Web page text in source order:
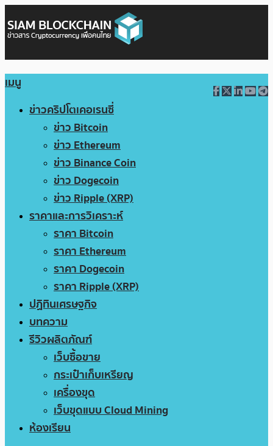
เมนู
ข่าวคริปโตเคอเรนซี่
ข่าว Bitcoin
ข่าว Ethereum
ข่าว Binance Coin
ข่าว Dogecoin
ข่าว Ripple (XRP)
ราคาและการวิเคราะห์
ราคา Bitcoin
ราคา Ethereum
ราคา Dogecoin
ราคา Ripple (XRP)
ปฏิทินเศรษฐกิจ
บทความ
รีวิวผลิตภัณฑ์
เว็บซื้อขาย
กระเป๋าเก็บเหรียญ
เครื่องขุด
เว็บขุดแบบ Cloud Mining
ห้องเรียน